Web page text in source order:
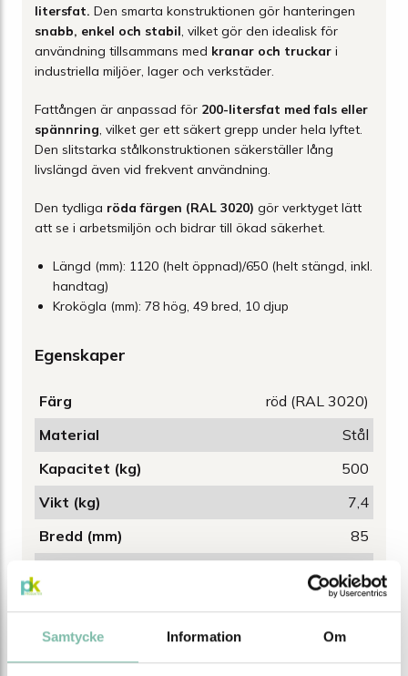
Samtycke Information Om
litersfat. Den smarta konstruktionen gör hanteringen
snabb, enkel och stabil, vilket gör den idealisk för
användning tillsammans med kranar och truckar i
industriella miljöer, lager och verkstäder.
Fattången är anpassad för 200-litersfat med fals eller
spännring, vilket ger ett säkert grepp under hela lyftet.
Den slitstarka stålkonstruktionen säkerställer lång
livslängd även vid frekvent användning.
Den tydliga röda färgen (RAL 3020) gör verktyget lätt
att se i arbetsmiljön och bidrar till ökad säkerhet.
Längd (mm): 1120 (helt öppnad)/650 (helt stängd, inkl.
handtag)
Krokögla (mm): 78 hög, 49 bred, 10 djup
Egenskaper
Färg
röd (RAL 3020)
Material
Stål
Kapacitet (kg)
500
Vikt (kg)
7,4
Bredd (mm)
85
780
1020
Tipsa Ring oss Maila oss